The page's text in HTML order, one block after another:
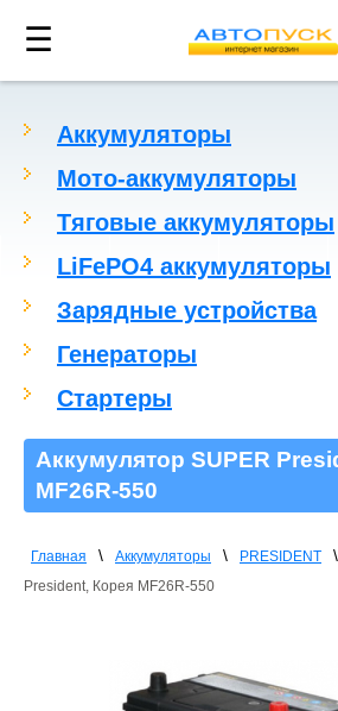
☰
Аккумуляторы
Мото-аккумуляторы
Тяговые аккумуляторы
LiFePO4 аккумуляторы
Зарядные устройства
Генераторы
Стартеры
Аккумулятор SUPER
MF26R-550
Главная \ Аккумуляторы \ PRESIDENT \
President, Корея MF26R-550